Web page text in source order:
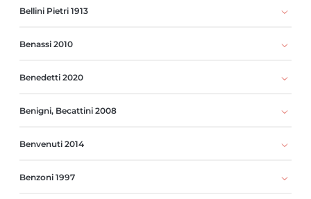
Bellini Pietri 1913
Benassi 2010
Benedetti 2020
Benigni, Becattini 2008
Benvenuti 2014
Benzoni 1997